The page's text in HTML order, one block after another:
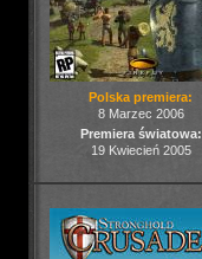
Polska premiera:
8 Marzec 2006
Premiera światowa:
19 Kwiecień 2005